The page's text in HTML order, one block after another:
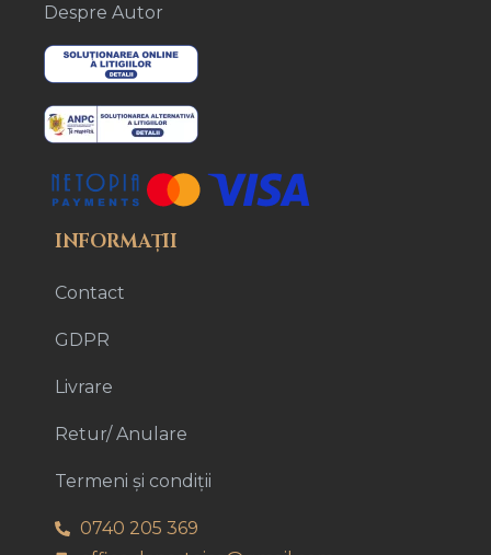
Despre Autor
INFORMAȚII
Contact
GDPR
Livrare
Retur/ Anulare
Termeni și condiții
0740 205 369